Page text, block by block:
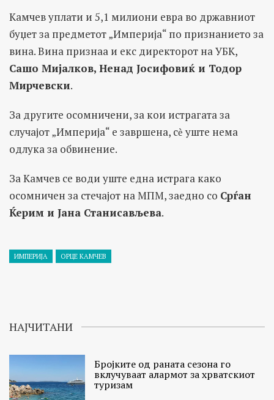
Камчев уплати и 5,1 милиони евра во државниот
буџет за предметот „Империја“ по признанието за
вина. Вина признаа и екс директорот на УБК,
Сашо Мијалков, Ненад Јосифовиќ и Тодор
Мирчевски.
За другите осомничени, за кои истрагата за
случајот „Империја“ е завршена, сѐ уште нема
одлука за обвинение.
За Камчев се води уште една истрага како
осомничен за стечајот на МПМ, заедно со Срѓан
Ќерим и Јана Станисављева.
ИМПЕРИЈА ОРЦЕ КАМЧЕВ
НАЈЧИТАНИ
Бројките од раната сезона го
вклучуваат алармот за хрватскиот
туризам